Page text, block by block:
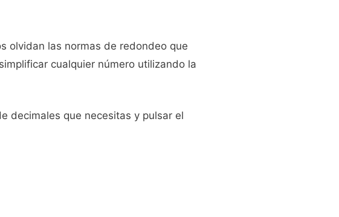
olvidan las normas de redondeo que
cualquier número utilizando la
decimales que necesitas y pulsar el